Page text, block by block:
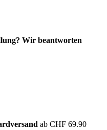
Wir beantworten
ab CHF 69.90